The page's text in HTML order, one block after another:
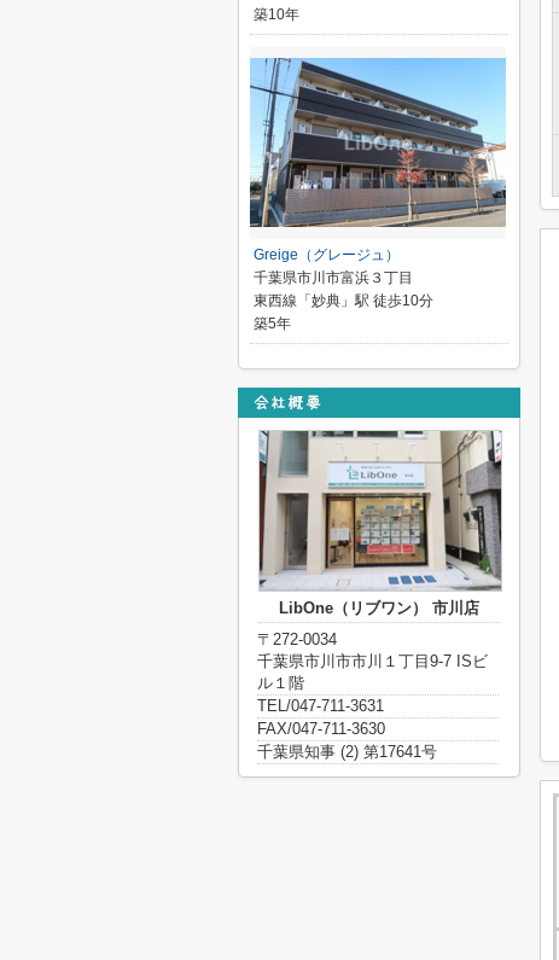
築10年
Greige（グレージュ）
千葉県市川市富浜３丁目
東西線「妙典」駅 徒歩10分
築5年
LibOne（リブワン） 市川店
〒272-0034
千葉県市川市市川１丁目9-7 ISビ
ル１階
TEL/047-711-3631
FAX/047-711-3630
千葉県知事 (2) 第17641号